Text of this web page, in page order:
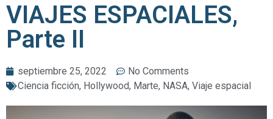
VIAJES ESPACIALES,
Parte II
septiembre 25, 2022
No Comments
Ciencia ficción, Hollywood, Marte, NASA, Viaje espacial